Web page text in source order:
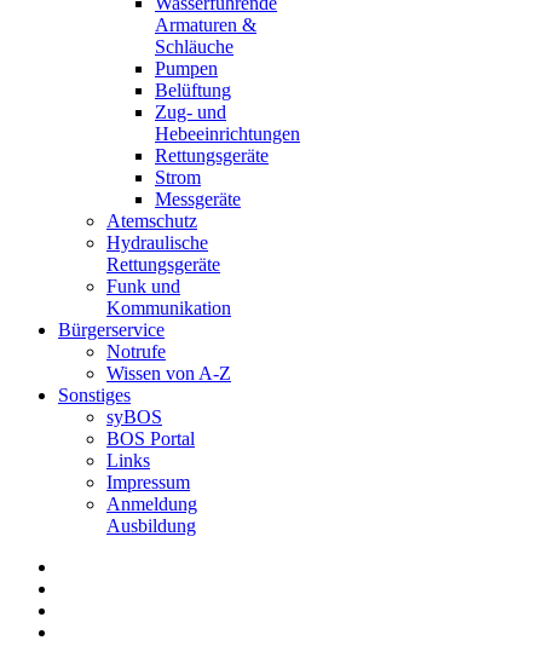
Armaturen &
Schläuche
Pumpen
Belüftung
Zug- und
Hebeeinrichtungen
Rettungsgeräte
Strom
Messgeräte
Atemschutz
Hydraulische
Rettungsgeräte
Funk und
Kommunikation
Bürgerservice
Notrufe
Wissen von A-Z
Sonstiges
syBOS
BOS Portal
Links
Impressum
Anmeldung
Ausbildung